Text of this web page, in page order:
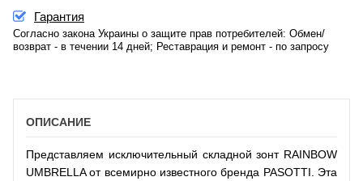
Гарантия
Согласно закона Украины о защите прав потребителей: Обмен/
возврат - в течении 14 дней; Реставрация и ремонт - по запросу
ОПИСАНИЕ
Представляем исключительный складной зонт RAINBOW
UMBRELLA от всемирно известного бренда PASOTTI. Эта